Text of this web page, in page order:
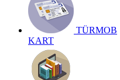
TÜRMOB
KART